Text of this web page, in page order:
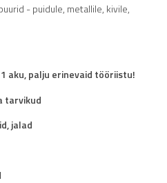
- puidule, metallile, kivile,
aku, palju erinevaid tööriistu!
tarvikud
jalad